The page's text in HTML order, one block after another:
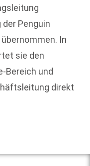
Penguin
In
sie den
Bereich und
direkt